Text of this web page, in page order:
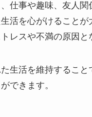
仕事や趣味、友人関
活を心がけることが
レスや不満の原因と
生活を維持すること
できます。